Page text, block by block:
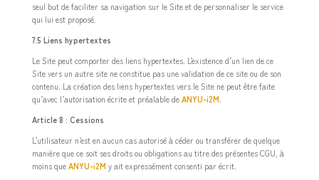
seul but de faciliter sa navigation sur le Site et de personnaliser le service
qui lui est proposé.
7.5 Liens hypertextes
Le Site peut comporter des liens hypertextes. L’existence d’un lien de ce
Site vers un autre site ne constitue pas une validation de ce site ou de son
contenu. La création des liens hypertextes vers le Site ne peut être faite
qu’avec l’autorisation écrite et préalable deANYU-i2M
Article 8 : Cessions
L’utilisateur n’est en aucun cas autorisé à céder ou transférer de quelque
manière que ce soit ses droits ou obligations au titre des présentes CGU, à
moins queANYU-i2M y ait expressément consenti par écrit.